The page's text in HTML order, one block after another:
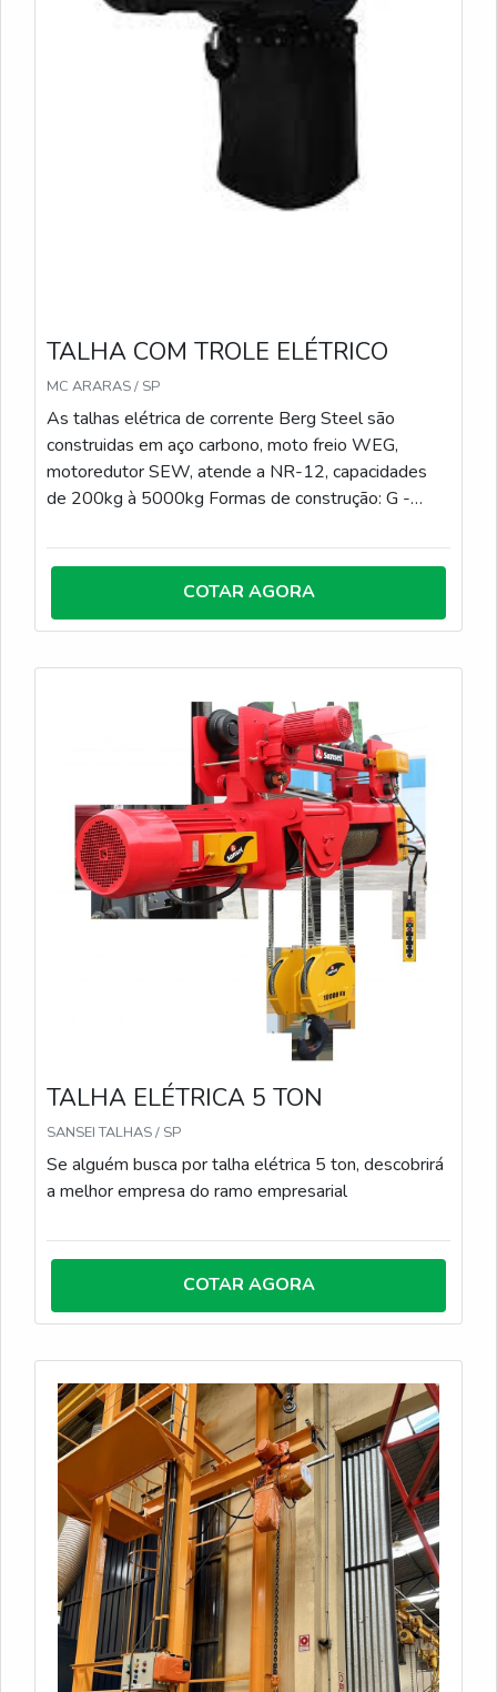
TALHA COM TROLE ELÉTRICO
MC ARARAS / SP
As talhas elétrica de corrente Berg Steel são
construidas em aço carbono, moto freio WEG,
motoredutor SEW, atende a NR-12, capacidades
de 200kg à 5000kg Formas de construção: G -
trole manual M - Talha acoplada com trole mecânico
segurança: A talha possui sistema de segurança
contra sobrecargas. Comando Elétrico: Talha
COTAR AGORA
TALHA ELÉTRICA 5 TON
SANSEI TALHAS / SP
Se alguém busca por talha elétrica 5 ton, descobrirá
a melhor empresa do ramo empresarial
COTAR AGORA